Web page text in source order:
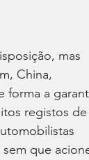
mas
China,
forma a
registos
sem que